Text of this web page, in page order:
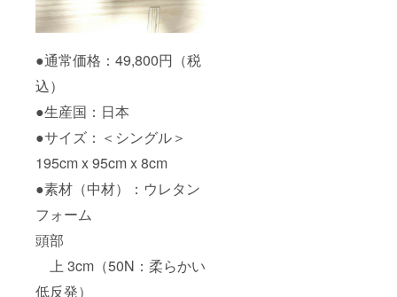
●通常価格：49,800円（税
込）
●生産国：日本
●サイズ：＜シングル＞
195cm x 95cm x 8cm
●素材（中材）：ウレタン
フォーム
頭部
上 3cm（50N：柔らかい
低反発）